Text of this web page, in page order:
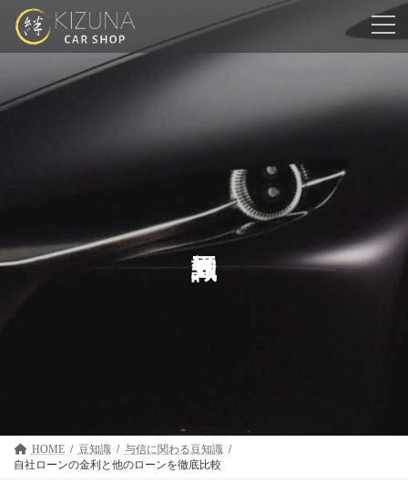
ン
ス
ー
ン
HOME 豆知識
与信に関わる豆知識
自社ローンの金利と他のローンを徹底比較